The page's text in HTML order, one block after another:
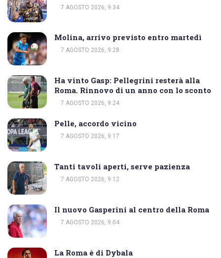
7 AGOSTO 2026, 9:34
Molina, arrivo previsto entro martedì
7 AGOSTO 2026, 9:28
Ha vinto Gasp: Pellegrini resterà alla
Roma. Rinnovo di un anno con lo sconto
7 AGOSTO 2026, 9:24
Pelle, accordo vicino
7 AGOSTO 2026, 9:17
Tanti tavoli aperti, serve pazienza
7 AGOSTO 2026, 9:12
Il nuovo Gasperini al centro della Roma
7 AGOSTO 2026, 9:04
La Roma è di Dybala